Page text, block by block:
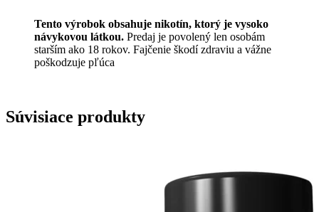
Tento výrobok obsahuje nikotín, ktorý je vysoko
návykovou látkou. Predaj je povolený len osobám
starším ako 18 rokov. Fajčenie škodí zdraviu a vážne
poškodzuje pľúca
Súvisiace produkty